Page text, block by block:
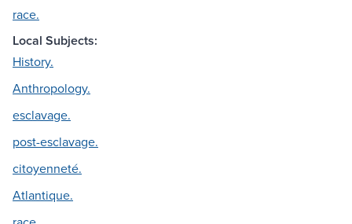
race.
Local Subjects:
History.
Anthropology.
esclavage.
post-esclavage.
citoyenneté.
Atlantique.